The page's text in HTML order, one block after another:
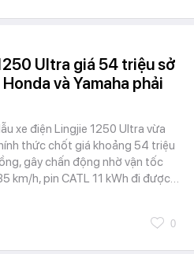
Ultra giá 54 triệu sở
và Yamaha phải
xe điện Lingjie 1250 Ultra vừa
thức chốt giá khoảng 54 triệu
gây chấn động nhờ vận tốc
km/h, pin CATL 11 kWh đi được…
0